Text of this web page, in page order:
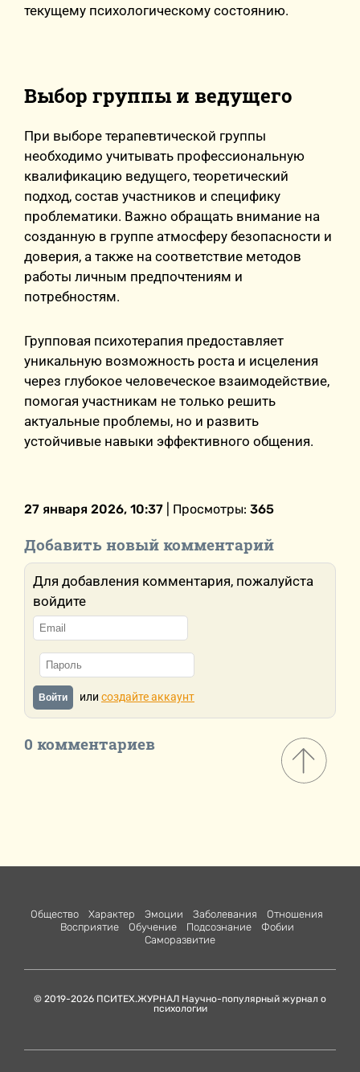
текущему психологическому состоянию.
Выбор группы и ведущего
При выборе терапевтической группы
необходимо учитывать профессиональную
квалификацию ведущего, теоретический
подход, состав участников и специфику
проблематики. Важно обращать внимание на
созданную в группе атмосферу безопасности и
доверия, а также на соответствие методов
работы личным предпочтениям и
потребностям.
Групповая психотерапия предоставляет
уникальную возможность роста и исцеления
через глубокое человеческое взаимодействие,
помогая участникам не только решить
актуальные проблемы, но и развить
устойчивые навыки эффективного общения.
27 января 2026, 10:37 | Просмотры: 365
Добавить новый комментарий
Для добавления комментария, пожалуйста
войдите
Войти или создайте аккаунт
0 комментариев
Общество Характер Эмоции Заболевания
Отношения
Восприятие
Обучение Подсознание
Фобии
Саморазвитие
© 2019-2026 ПСИТЕХ.ЖУРНАЛ Научно-популярный журнал о
психологии